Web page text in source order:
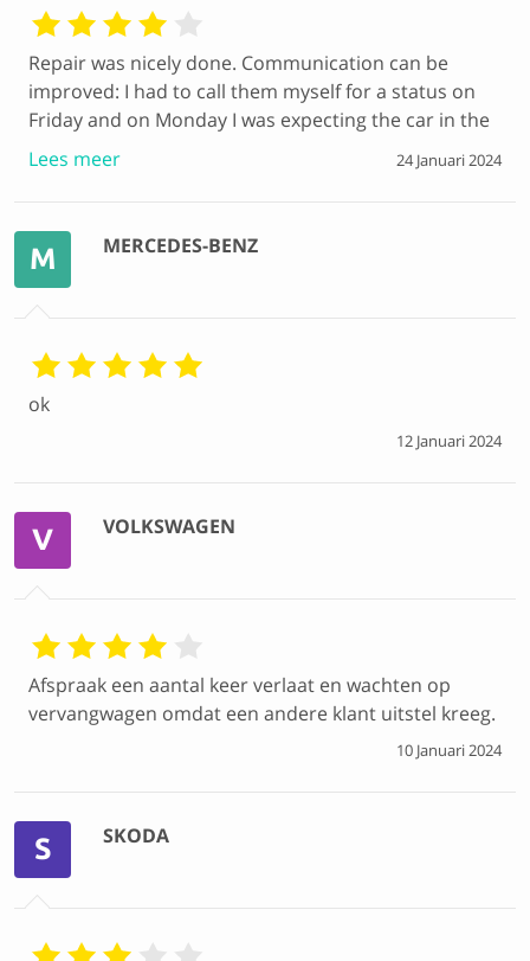
Repair was nicely done. Communication can be
improved: I had to call them myself for a status on
Friday and on Monday I was expecting the car in the
PwC office agreed, but nobody showed up and no
communication. On Tuesday they called me that
picked up the car myself.
Lees meer 24 Januari 2024
M MERCEDES-BENZ
ok
12 Januari 2024
V VOLKSWAGEN
Afspraak een aantal keer verlaat en wachten op
vervangwagen omdat een andere klant uitstel kreeg.
10 Januari 2024
S SKODA